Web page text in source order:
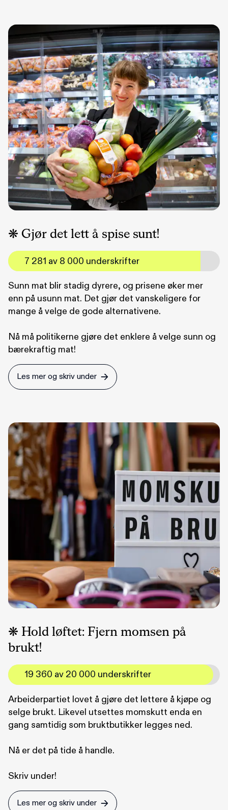
❋ Gjør det lett å spise sunt!
7 281 av 8 000 underskrifter
Sunn mat blir stadig dyrere, og prisene øker mer
enn på usunn mat. Det gjør det vanskeligere for
mange å velge de gode alternativene.
Nå må politikerne gjøre det enklere å velge sunn og
bærekraftig mat!
Les mer og skriv under
❋ Hold løftet: Fjern momsen på
brukt!
19 360 av 20 000 underskrifter
Arbeiderpartiet lovet å gjøre det lettere å kjøpe og
selge brukt. Likevel utsettes momskutt enda en
gang samtidig som bruktbutikker legges ned.
Nå er det på tide å handle.
Skriv under!
Les mer og skriv under